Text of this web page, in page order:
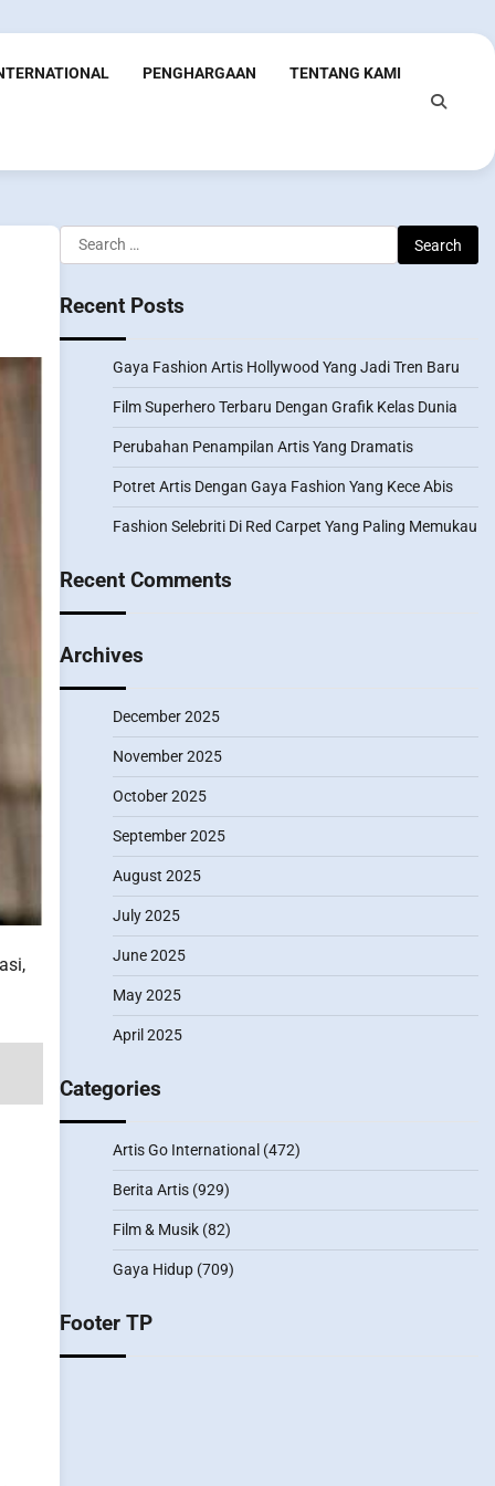
PENGHARGAAN TENTANG KAMI
Search
for:
Recent Posts
Gaya Fashion Artis Hollywood Yang Jadi Tren Baru
Film Superhero Terbaru Dengan Grafik Kelas Dunia
Perubahan Penampilan Artis Yang Dramatis
Potret Artis Dengan Gaya Fashion Yang Kece Abis
Fashion Selebriti Di Red Carpet Yang Paling Memukau
Recent Comments
Archives
December 2025
November 2025
October 2025
September 2025
August 2025
July 2025
June 2025
May 2025
April 2025
Categories
Artis Go International (472)
Berita Artis(929)
Film & Musik(82)
Gaya Hidup(709)
Footer TP